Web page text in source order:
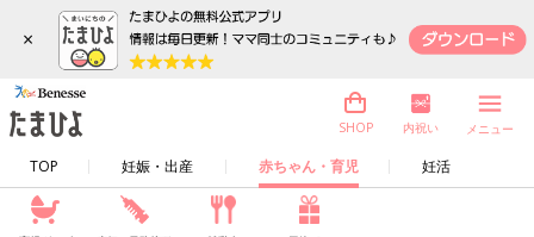
×
TOP 妊娠・出産 赤ちゃん・育児 妊活
SHOP 内祝い メニュー